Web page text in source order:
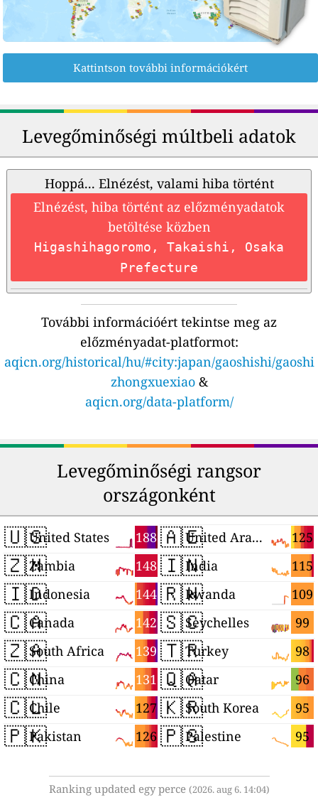
Kattintson további információkért
Levegőminőségi múltbeli adatok
Hoppá... Elnézést, valami hiba történt
Elnézést, hiba történt az előzményadatok
betöltése közben
Higashihagoromo, Takaishi, Osaka
Prefecture
További információért tekintse meg az
előzményadat-platformot:
aqicn.org/historical/hu/#city:japan/gaoshishi/gaoshi
zhongxuexiao&
aqicn.org/data-platform/
Levegőminőségi rangsor
országonként
🇺🇸 188
United States
🇿🇲 148
Zambia
🇮🇩 144
Indonesia
🇨🇦 142
Canada
🇿🇦 139
South Africa
🇨🇳 131
China
🇨🇱 127
Chile
🇵🇰 126
Pakistan
🇦🇪 125
United Arab Emirates
🇮🇳 115
India
🇷🇼 109
Rwanda
🇸🇨 99
Seychelles
🇹🇷 98
Turkey
🇶🇦 96
Qatar
🇰🇷 95
South Korea
🇵🇸 95
Palestine
Ranking updated egy perce (2026. aug 6. 14:04)